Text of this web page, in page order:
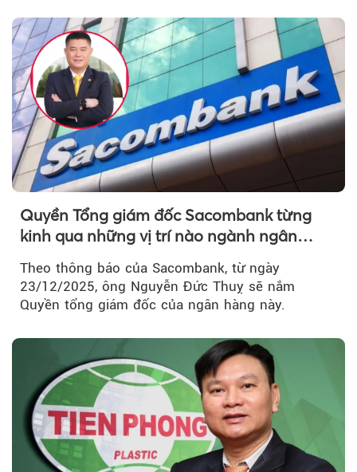
Quyền Tổng giám đốc Sacombank từng
kinh qua những vị trí nào ngành ngân
Theo thông báo của Sacombank, từ ngày
23/12/2025, ông Nguyễn Đức Thuỵ sẽ nắm
Quyền tổng giám đốc của ngân hàng này.